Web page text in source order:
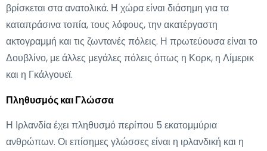
βρίσκεται στα ανατολικά. Η χώρα είναι διάσημη για τα
καταπράσινα τοπία, τους λόφους, την ακατέργαστη
ακτογραμμή και τις ζωντανές πόλεις. Η πρωτεύουσα είναι το
Δουβλίνο, με άλλες μεγάλες πόλεις όπως η Κορκ, η Λίμερικ
και η Γκάλγουεϊ.
Πληθυσμός και Γλώσσα
Η Ιρλανδία έχει πληθυσμό περίπου 5 εκατομμύρια
ανθρώπων. Οι επίσημες γλώσσες είναι η ιρλανδική και η